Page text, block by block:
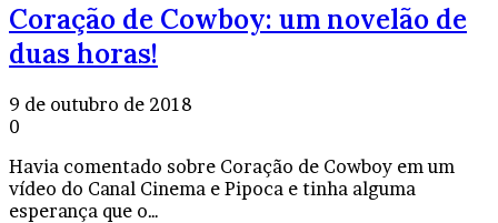
Coração de Cowboy: um novelão de
duas horas!
9 de outubro de 2018
0
Havia comentado sobre Coração de Cowboy em um
vídeo do Canal Cinema e Pipoca e tinha alguma
esperança que o…